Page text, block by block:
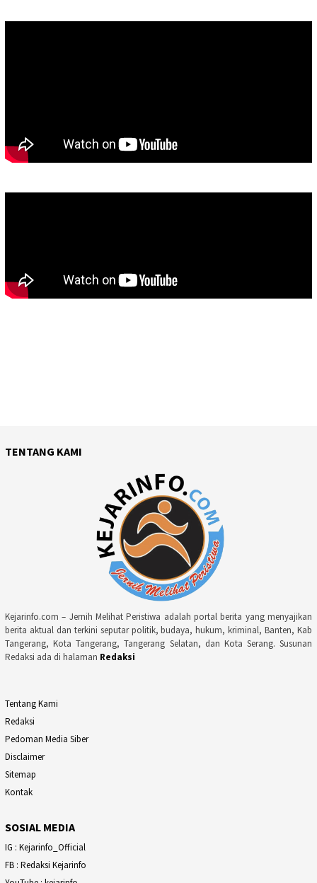
TENTANG KAMI
Kejarinfo.com – Jernih Melihat Peristiwa adalah portal berita yang menyajikan
berita aktual dan terkini seputar politik, budaya, hukum, kriminal, Banten, Kab
Tangerang, Kota Tangerang, Tangerang Selatan, dan Kota Serang. Susunan
Redaksi ada di halaman Redaksi
Tentang Kami
Redaksi
Pedoman Media Siber
Disclaimer
Sitemap
Kontak
SOSIAL MEDIA
IG : Kejarinfo_Official
FB : Redaksi Kejarinfo